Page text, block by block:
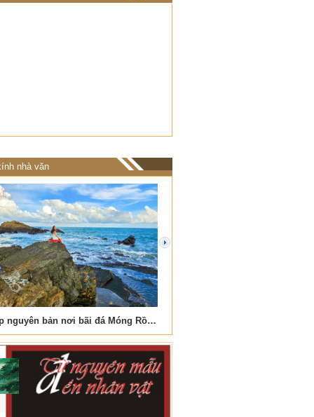
nhà văn
Vẻ đẹp nguyên bản nơi bãi đá Móng Rồng
next